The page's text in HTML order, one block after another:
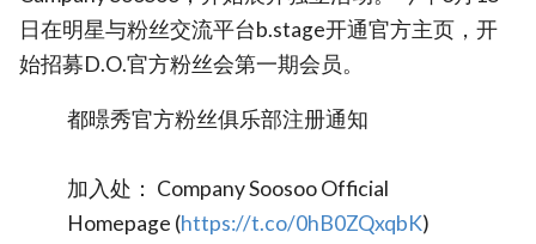
日在明星与粉丝交流平台b.stage开通官方主页，开
始招募D.O.官方粉丝会第一期会员。
都暻秀官方粉丝俱乐部注册通知
加入处： Company Soosoo Official
Homepage (https://t.co/0hB0ZQxqbK)